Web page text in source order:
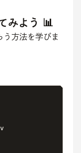
みよう 📊
方法を学びま